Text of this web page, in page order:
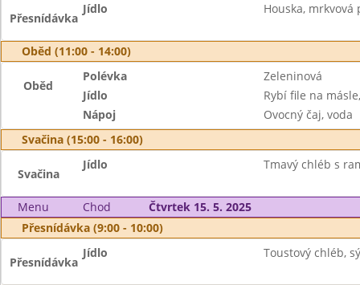
Přesnídávka
Jídlo Houska, mrkvová
Oběd (11:00 - 14:00)
Oběd
Polévka
Zeleninová
Jídlo
Rybí file na
Nápoj
Ovocný čaj, voda
Svačina (15:00 - 16:00)
Svačina
Jídlo Tmavý chléb s
Menu Chod
Čtvrtek 15. 5. 2025
Přesnídávka (9:00 - 10:00)
Přesnídávka
Jídlo Toustový chléb,